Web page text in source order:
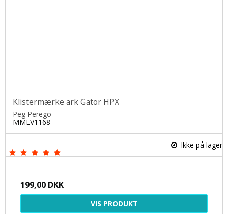
Klistermærke ark Gator HPX
Peg Perego
MMEV1168
Ikke på lager
199,00 DKK
VIS PRODUKT